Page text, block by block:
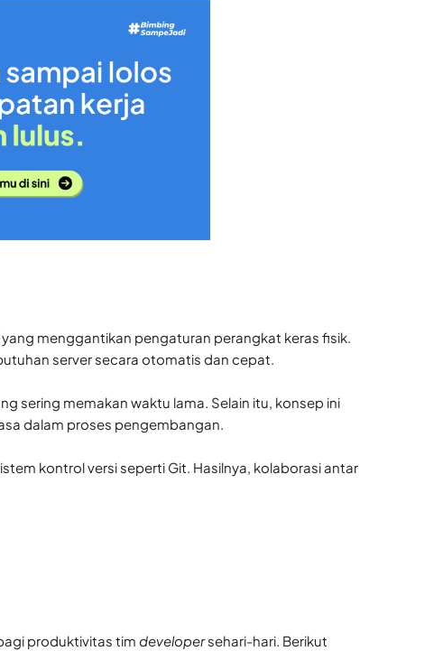
menggantikan pengaturan perangkat keras fisik.
server secara otomatis dan cepat.
sering memakan waktu lama. Selain itu, konsep ini
dalam proses pengembangan.
kontrol versi seperti Git. Hasilnya, kolaborasi antar
produktivitas tim developersehari-hari. Berikut